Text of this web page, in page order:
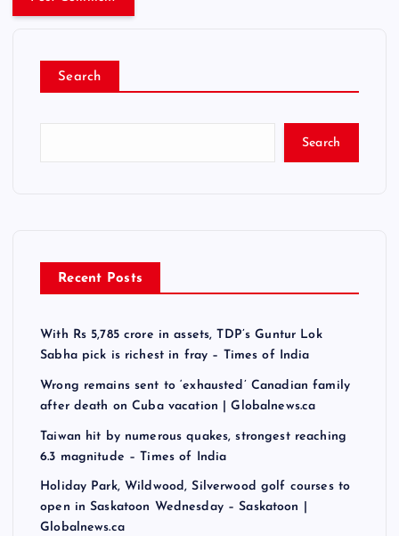
Search
Search
Recent Posts
With Rs 5,785 crore in assets, TDP’s Guntur Lok
Sabha pick is richest in fray – Times of India
Wrong remains sent to ‘exhausted’ Canadian family
after death on Cuba vacation | Globalnews.ca
Taiwan hit by numerous quakes, strongest reaching
6.3 magnitude – Times of India
Holiday Park, Wildwood, Silverwood golf courses to
open in Saskatoon Wednesday – Saskatoon |
Globalnews.ca